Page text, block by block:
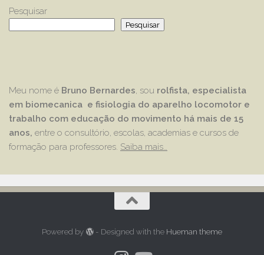
Pesquisar
Pesquisar
Meu nome é Bruno Bernardes, sou rolfista, especialista
em biomecanica e fisiologia do aparelho locomotor e
trabalho com educação do movimento há mais de 15
anos, entre o consultório, escolas, academias e cursos de
formação para professores. Saiba mais…
Powered by - Designed with the Hueman theme